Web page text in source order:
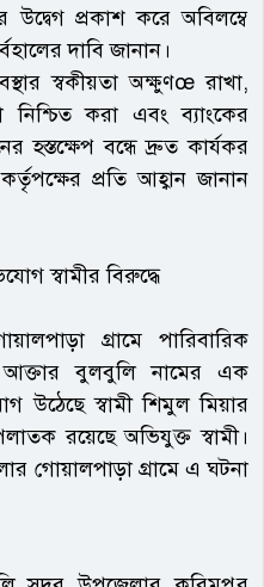
প্রকাশ করে অবিলম্বে
দাবি জানান।
স্বকীয়তা অক্ষুণœ রাখা,
নিশ্চিত করা এবং ব্যাংকের
হস্তক্ষেপ বন্ধে দ্রুত কার্যকর
প্রতি আহ্বান জানান
স্বামীর বিরুদ্ধে
গ্রামে পারিবারিক
বুলবুলি নামের এক
উঠেছে স্বামী শিমুল মিয়ার
রয়েছে অভিযুক্ত স্বামী।
গোয়ালপাড়া গ্রামে এ ঘটনা